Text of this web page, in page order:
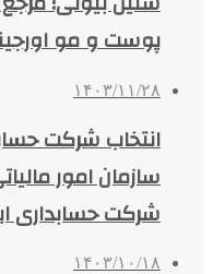
پوست و مو
۱۴۰۳/۱۱/۲۸
انتخاب شرکت
سازمان امور
شرکت حسابداری
۱۴۰۳/۱۰/۱۸